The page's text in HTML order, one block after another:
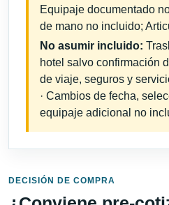
Equipaje documentado
de mano no incluido;
No asumir incluido:
hotel salvo confirmación
de viaje, seguros y
· Cambios de fecha,
equipaje adicional no
DECISIÓN DE COMPRA